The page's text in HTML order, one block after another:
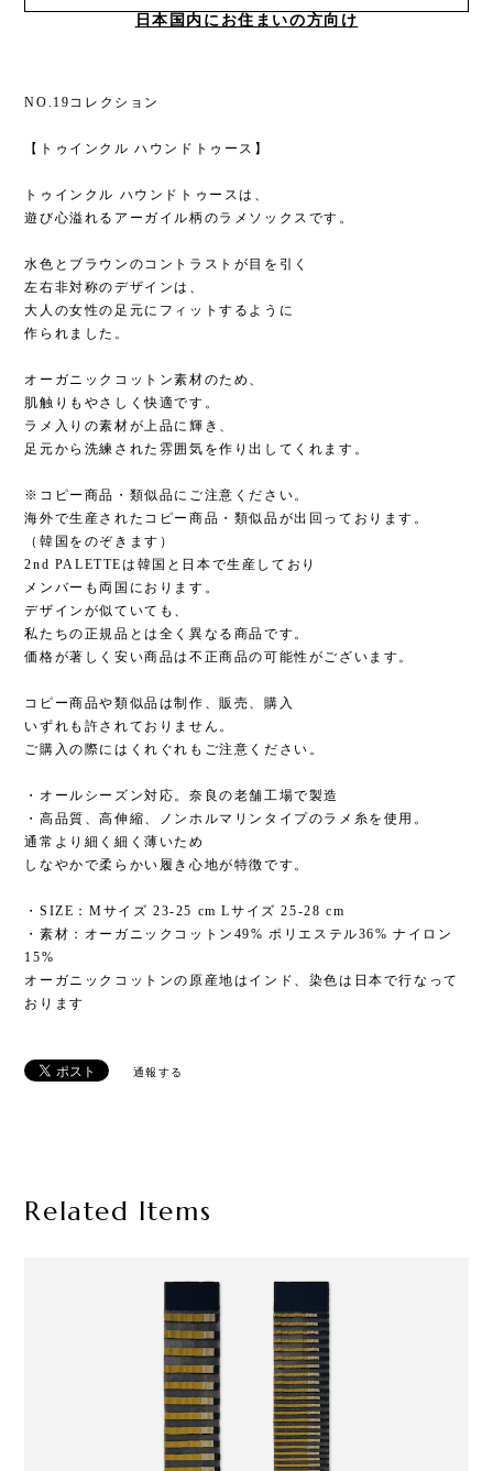
日本国内にお住まいの方向け
NO.19コレクション
【トゥインクル ハウンドトゥース】
トゥインクル ハウンドトゥースは、
遊び心溢れるアーガイル柄のラメソックスです。
水色とブラウンのコントラストが目を引く
左右非対称のデザインは、
大人の女性の足元にフィットするように
作られました。
オーガニックコットン素材のため、
肌触りもやさしく快適です。
ラメ入りの素材が上品に輝き、
足元から洗練された雰囲気を作り出してくれます。
※コピー商品・類似品にご注意ください。
海外で生産されたコピー商品・類似品が出回っております。
（韓国をのぞきます）
2nd PALETTEは韓国と日本で生産しており
メンバーも両国におります。
デザインが似ていても、
私たちの正規品とは全く異なる商品です。
価格が著しく安い商品は不正商品の可能性がございます。
コピー商品や類似品は制作、販売、購入
いずれも許されておりません。
ご購入の際にはくれぐれもご注意ください。
・オールシーズン対応。奈良の老舗工場で製造
・高品質、高伸縮、ノンホルマリンタイプのラメ糸を使用。
通常より細く細く薄いため
しなやかで柔らかい履き心地が特徴です。
・SIZE：Mサイズ 23-25 cm Lサイズ 25-28 cm
・素材：オーガニックコットン49% ポリエステル36% ナイロン
15%
オーガニックコットンの原産地はインド、染色は日本で行なって
おります
通報する
Related Items